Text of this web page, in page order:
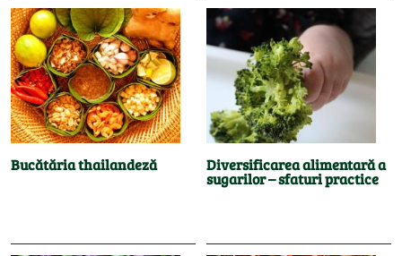
Bucătăria thailandeză Diversificarea alimentară a
sugarilor – sfaturi practice